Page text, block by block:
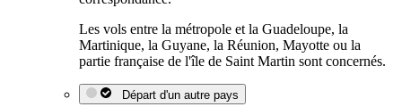
Les vols entre la métropole et la Guadeloupe, la
Martinique, la Guyane, la Réunion, Mayotte ou la
partie française de l'île de Saint Martin sont concernés.
Départ d'un autre pays